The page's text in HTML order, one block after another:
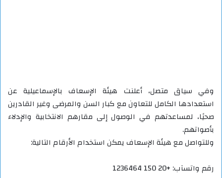
وفي سياق متصل، أعلنت هيئة الإسعاف بالإسماعيلية عن
استعدادها الكامل للتعاون مع كبار السن والمرضى وغير القادرين
صحيًا، لمساعدتهم في الوصول إلى مقارهم الانتخابية والإدلاء
بأصواتهم.
وللتواصل مع هيئة الإسعاف يمكن استخدام الأرقام التالية:
رقم واتسآب: +20 150 1236464